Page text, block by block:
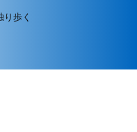
歩く